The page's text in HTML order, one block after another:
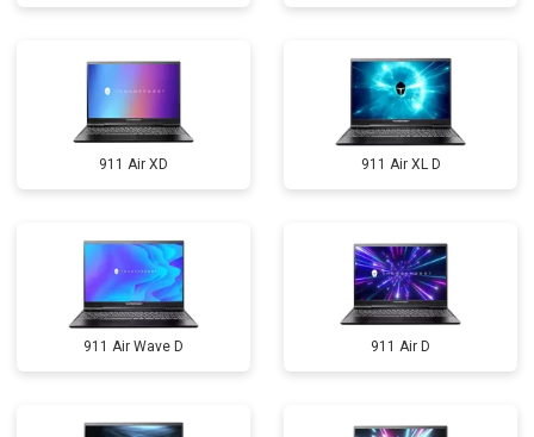
911 Air XD 911 Air XL D
911 Air Wave D 911 Air D